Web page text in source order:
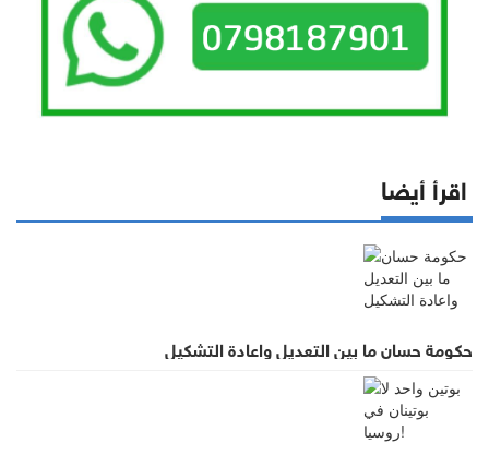
اقرأ أيضا
حكومة حسان ما بين التعديل واعادة التشكيل